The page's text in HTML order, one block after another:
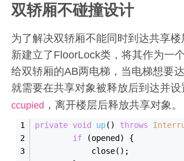
双轿厢不碰撞设计
为了解决双轿厢不能同时到达共享
新建立了FloorLock类，将其作为一
给双轿厢的AB两电梯，当电梯想要
就需要在共享对象被释放后到达并
ccupied ，离开楼层后释放共享对象。
private void up() throws
if (opened) {
            close();